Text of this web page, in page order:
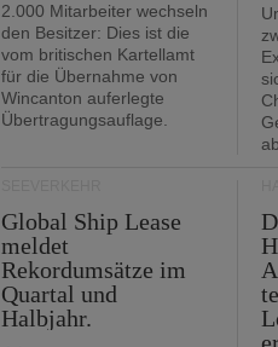
2.000 Mitarbeiter wechseln
den Besitzer: Dies ist die
vom britischen Kartellamt
für die Übernahme von
Wincanton auferlegte
Übertragungsauflage.
Global Ship Lease
meldet
Rekordumsätze im
Quartal und
Halbjahr.